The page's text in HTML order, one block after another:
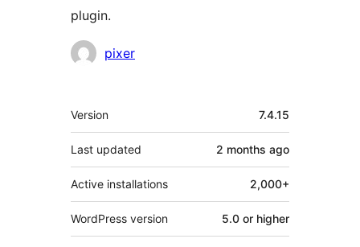
plugin.
Contributors
pixer
Meta
Version 7.4.15
Last updated 2 months ago
Active installations 2,000+
WordPress version 5.0 or higher